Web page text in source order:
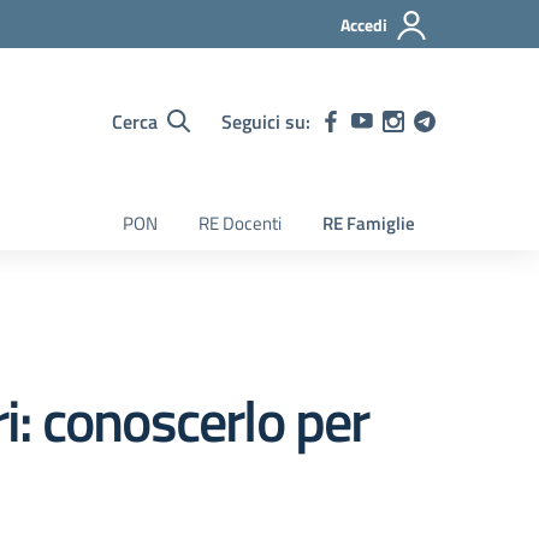
Accedi
Cerca Seguici su:
PON RE Docenti RE Famiglie
conoscerlo per